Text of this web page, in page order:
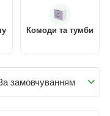
Комоди та тумби
замовчуванням